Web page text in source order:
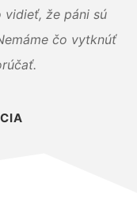
vidieť, že páni sú
čo vytknúť